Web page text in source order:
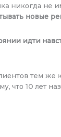
никогда
новые
идти
тем же
что 10 лет